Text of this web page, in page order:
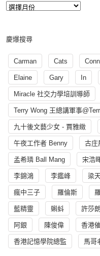
慶爆搜尋
Carman Cats
Elaine Gary In
Miracle 社交力學培訓導師
Terry Wong 王總講軍事
九十後文藝少女 - 賈雅緻
午夜工作者 Benny 古庄
孟希璘 Ball Mang 宋浩
李錦鴻 李鑑峰 梁
瘋中三子 羅倫斯
藍精靈 蝌蚪 許莎朗
阿銀 陳俊偉 香港
香港記憶學院總監 馬哥